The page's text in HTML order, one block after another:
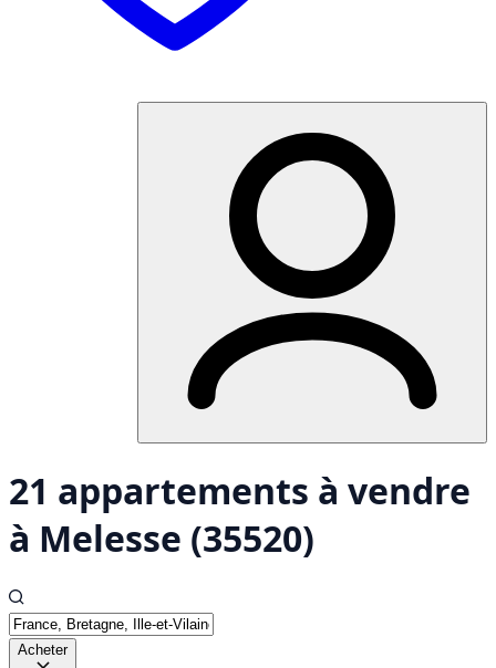
21 appartements à vendre
à Melesse (35520)
Acheter